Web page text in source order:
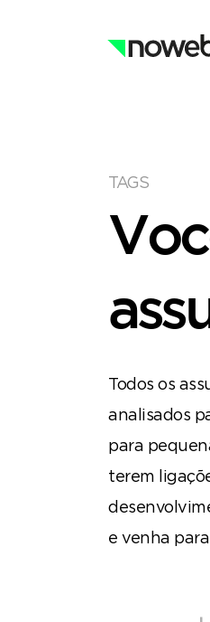
TAGS
Todos os
analisados
para
terem
e venha